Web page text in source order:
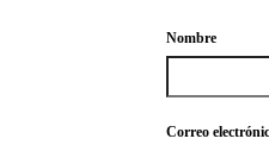
Nombre
Correo